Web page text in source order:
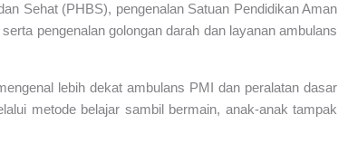
Sehat (PHBS), pengenalan Satuan Pendidikan Aman
pengenalan golongan darah dan layanan ambulans
lebih dekat ambulans PMI dan peralatan dasar
metode belajar sambil bermain, anak-anak tampak